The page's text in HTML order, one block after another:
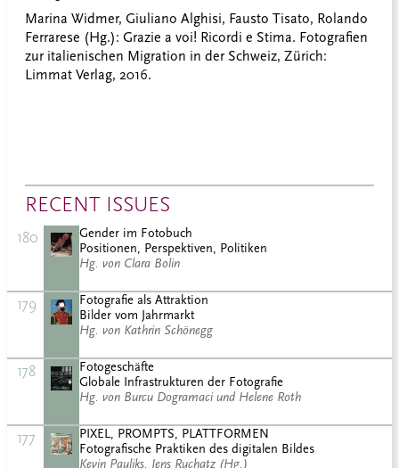
Marina Widmer, Giuliano Alghisi, Fausto Tisato, Rolando
Ferrarese (Hg.): Grazie a voi! Ricordi e Stima. Fotografien
zur italienischen Migration in der Schweiz, Zürich:
Limmat Verlag, 2016.
RECENT ISSUES
180
Gender im Fotobuch
Positionen, Perspektiven, Politiken
Hg. von Clara Bolin
179
Fotografie als Attraktion
Bilder vom Jahrmarkt
Hg. von Kathrin Schönegg
178
Fotogeschäfte
Globale Infrastrukturen der Fotografie
Hg. von Burcu Dogramaci und Helene Roth
177
PIXEL, PROMPTS, PLATTFORMEN
Fotografische Praktiken des digitalen Bildes
Kevin Pauliks, Jens Ruchatz (Hg.)